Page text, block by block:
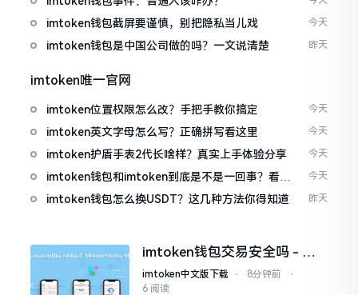
imtoken钱包截屏要谨慎，别把隐私当儿戏 今天
imtoken钱包是中国公司做的吗？一文说清楚 昨天
imtoken唯一官网
imtoken位置权限怎么改？手把手教你搞定 今天
imtoken英文字母怎么写？正确拼写看这里 今天
imtoken护盾手表2代长啥样？真实上手体验分享 今天
imtoken钱包和imtoken到底是不是一回事？看完
就懂了
今天
imtoken钱包怎么换USDT？这几种方法你得知道 昨天
imtoken钱包交易安全吗 - 老
用户的一些心里话
imtoken中文版下载 ⋅ 8分钟前
⋅
6 阅读